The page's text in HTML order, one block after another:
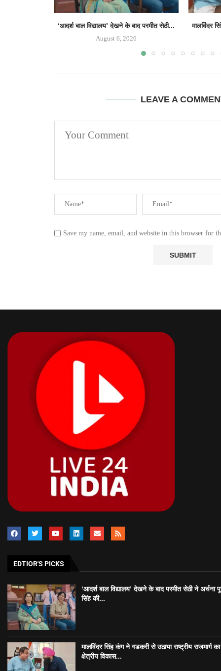
‘आदर्श बाल विद्यालय’ देखने के बाद परमीत सेठी...
August 6, 2026
मालविंदर
LEAVE A
Save my name, email, and website in this browser for
EDTIOR'S PICKS
‘आदर्श बाल विद्यालय’ देखने के बाद परमीत सेठी ने अर्चना
सिंह की...
मालविंदर सिंह कंग ने गडकरी से उठाया राष्ट्रीय राजमार्ग का
क्षेत्रीय विकास...